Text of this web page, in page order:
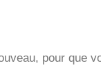
pour